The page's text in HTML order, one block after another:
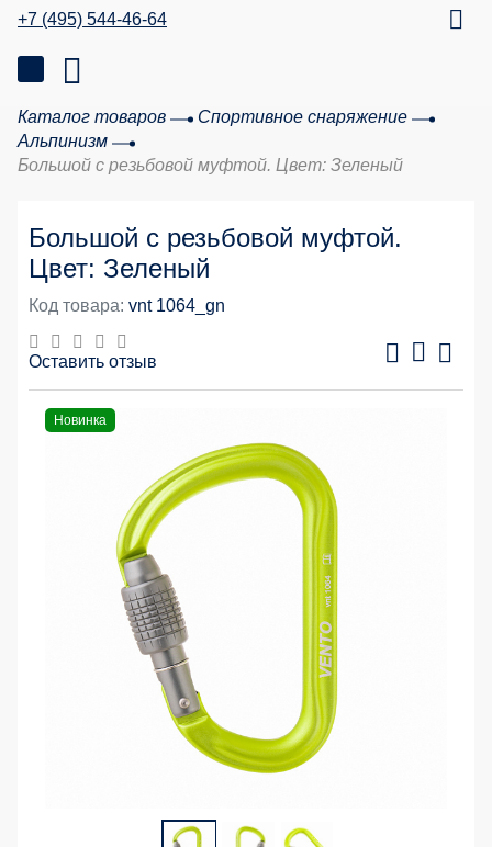
+7 (495) 544-46-64
Каталог товаров
Спортивное снаряжение
Альпинизм
Большой с резьбовой муфтой. Цвет: Зеленый
Большой с резьбовой муфтой.
Цвет: Зеленый
Код товара: vnt 1064_gn
Оставить отзыв
Новинка